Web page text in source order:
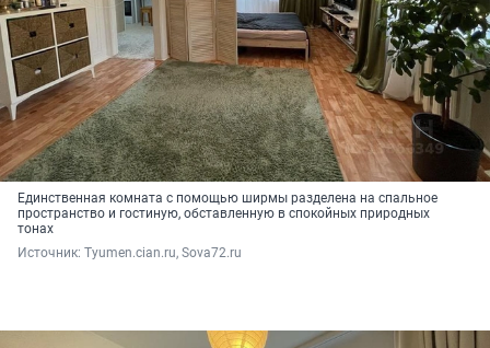
Единственная комната с помощью ширмы разделена на спальное
пространство и гостиную, обставленную в спокойных природных
тонах
Источник: Tyumen.cian.ru, Sova72.ru